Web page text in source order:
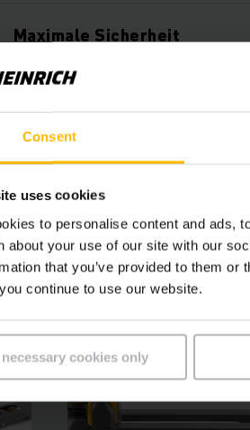
Consent
uses cookies
to personalise content and ads,
about your use of our site with our
that you’ve provided to them
continue to use our website.
necessary cookies only
Maximale Sicherheit